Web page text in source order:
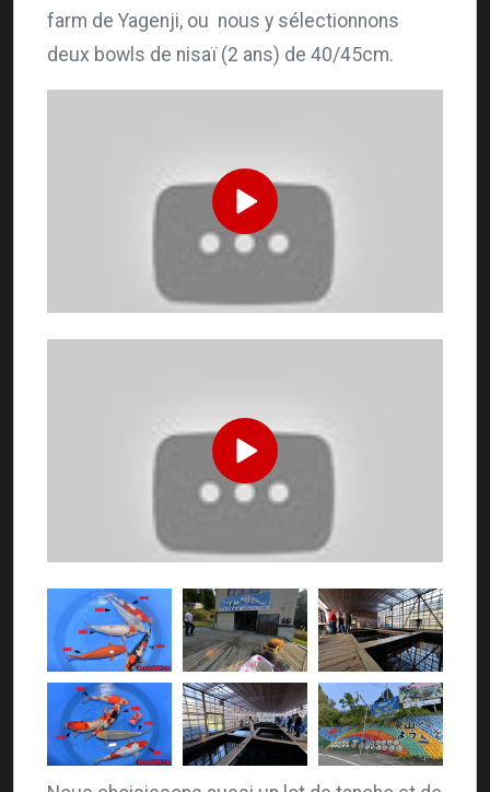
farm de Yagenji, ou nous y sélectionnons
deux bowls de nisaï (2 ans) de 40/45cm.